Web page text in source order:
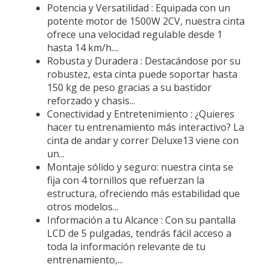
Potencia y Versatilidad : Equipada con un
potente motor de 1500W 2CV, nuestra cinta
ofrece una velocidad regulable desde 1
hasta 14 km/h....
Robusta y Duradera : Destacándose por su
robustez, esta cinta puede soportar hasta
150 kg de peso gracias a su bastidor
reforzado y chasis...
Conectividad y Entretenimiento : ¿Quieres
hacer tu entrenamiento más interactivo? La
cinta de andar y correr Deluxe13 viene con
un...
Montaje sólido y seguro: nuestra cinta se
fija con 4 tornillos que refuerzan la
estructura, ofreciendo más estabilidad que
otros modelos...
Información a tu Alcance : Con su pantalla
LCD de 5 pulgadas, tendrás fácil acceso a
toda la información relevante de tu
entrenamiento,...